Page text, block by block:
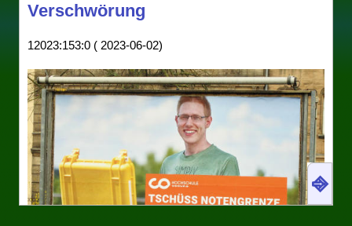
„Mit Geld und Verstand“, „Festival für
Verschwörung
12023:153:0 ( 2023-06-02)
⎆